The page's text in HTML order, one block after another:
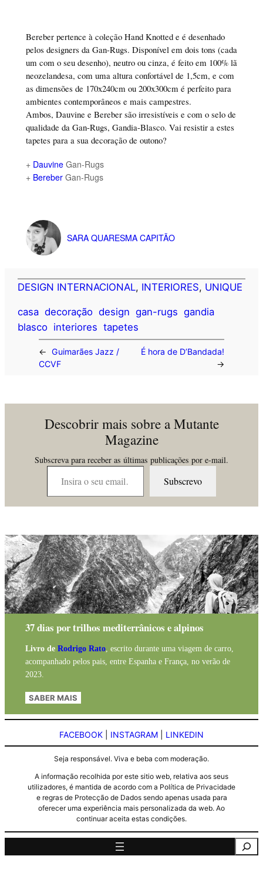
Bereber pertence à coleção Hand Knotted e é desenhado
pelos designers da Gan-Rugs. Disponível em dois tons (cada
um com o seu desenho), neutro ou cinza, é feito em 100% lã
neozelandesa, com uma altura confortável de 1,5cm, e com
as dimensões de 170x240cm ou 200x300cm é perfeito para
ambientes contemporâneos e mais campestres.
Ambos, Dauvine e Bereber são irresistíveis e com o selo de
qualidade da Gan-Rugs, Gandia-Blasco. Vai resistir a estes
tapetes para a sua decoração de outono?
+ Dauvine Gan-Rugs
+ Bereber Gan-Rugs
SARA QUARESMA CAPITÃO
DESIGN INTERNACIONAL, INTERIORES, UNIQUE
casa decoração design gan-rugs gandia
blasco interiores tapetes
←
Guimarães Jazz /
CCVF
É hora de D’Bandada!
→
Descobrir mais sobre a Mutante
Magazine
Subscreva para receber as últimas publicações por e-mail.
Insira o seu email…
Subscrevo
37 dias por trilhos mediterrânicos e alpinos
Livro de Rodrigo Rato, escrito durante uma viagem de carro,
acompanhado pelos pais, entre Espanha e França, no verão de
2023.
SABER MAIS
FACEBOOK INSTAGRAM LINKEDIN
Seja responsável. Viva e beba com moderação.
A informação recolhida por este sitio web, relativa aos seus
utilizadores, é mantida de acordo com a Política de Privacidade
e regras de Protecção de Dados sendo apenas usada para
oferecer uma experiência mais personalizada da web. Ao
continuar aceita estas condições.